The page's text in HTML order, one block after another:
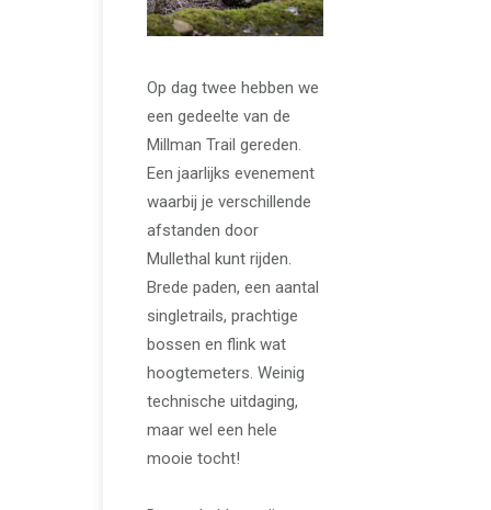
Op dag twee hebben we
een gedeelte van de
Millman Trail gereden.
Een jaarlijks evenement
waarbij je verschillende
afstanden door
Mullethal kunt rijden.
Brede paden, een aantal
singletrails, prachtige
bossen en flink wat
hoogtemeters. Weinig
technische uitdaging,
maar wel een hele
mooie tocht!